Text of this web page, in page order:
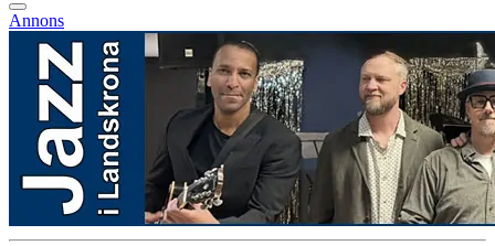
Annons